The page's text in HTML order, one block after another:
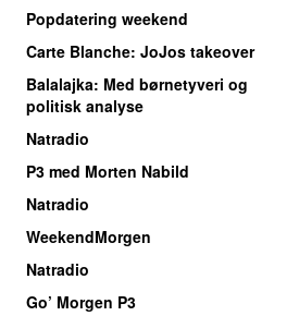
Popdatering weekend
Carte Blanche: JoJos takeover
Balalajka: Med børnetyveri og
politisk analyse
Natradio
P3 med Morten Nabild
Natradio
WeekendMorgen
Natradio
Go’ Morgen P3